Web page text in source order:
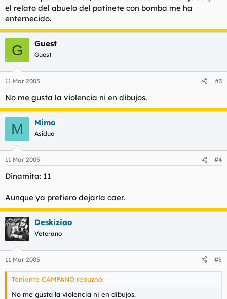
el relato del abuelo del patinete con bomba me ha
enternecido.
G Guest
Guest
11 Mar 2005 #3
No me gusta la violencia ni en dibujos.
M Mimo
Asiduo
11 Mar 2005 #4
Dinamita: 11
Aunque ya prefiero dejarla caer.
Deskiziao
Veterano
11 Mar 2005 #5
Teniente CAMPANO rebuznó:
No me gusta la violencia ni en dibujos.